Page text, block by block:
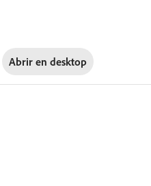
Abrir en desktop